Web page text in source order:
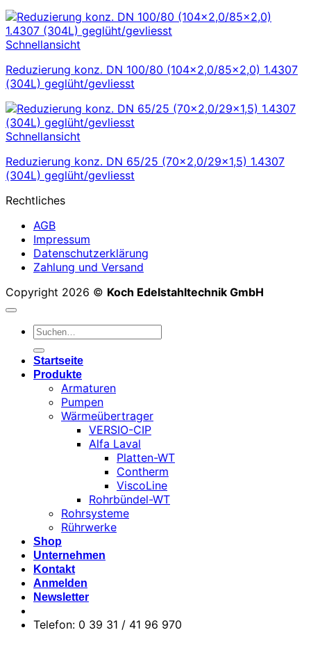
Schnellansicht
Reduzierung konz. DN 100/80 (104×2,0/85×2,0) 1.4307
(304L) geglüht/gevliesst
Schnellansicht
Reduzierung konz. DN 65/25 (70×2,0/29×1,5) 1.4307
(304L) geglüht/gevliesst
Rechtliches
AGB
Impressum
Datenschutzerklärung
Zahlung und Versand
Copyright 2026 © Koch Edelstahltechnik GmbH
Suchen
Startseite
Produkte
Armaturen
Pumpen
Wärmeübertrager
VERSIO-CIP
Alfa Laval
Platten-WT
Contherm
ViscoLine
Rohrbündel-WT
Rohrsysteme
Rührwerke
Shop
Unternehmen
Kontakt
Anmelden
Newsletter
Telefon: 0 39 31 / 41 96 970